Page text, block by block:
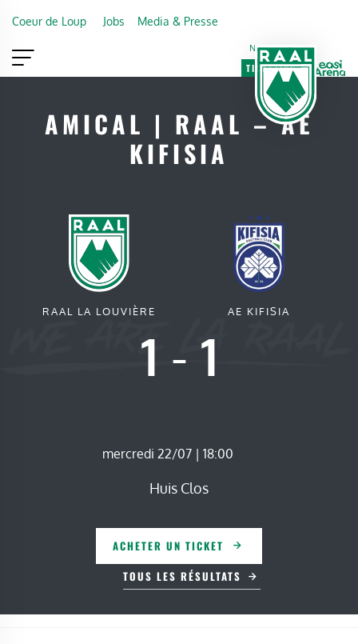
Coeur de Loup Jobs Media & Presse
Newsletter
TICKETING
VIP
FAN SHOP
AMICAL | RAAL – AE
KIFISIA
RAAL LA LOUVIÈRE
1 - 1
AE KIFISIA
mercredi 22/07 | 18:00
Huis Clos
ACHETER UN TICKET
TOUS LES RÉSULTATS